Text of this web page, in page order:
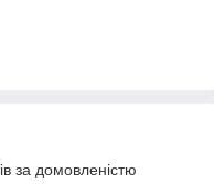
за домовленістю